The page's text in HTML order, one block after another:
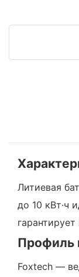
Литиевая
до 10 кВт·ч
Профиль
Foxtech —